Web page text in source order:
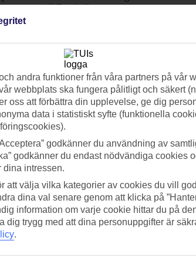
semester till Funchal!
andra funktioner från våra partners på vår
webbplats ska fungera pålitligt och säkert
oss att förbättra din upplevelse, ge dig
data i statistiskt syfte (funktionella
godkänner du användning av
godkänner du endast nödvändiga cookies
dina intressen.
att välja vilka kategorier av cookies du vill
dina val senare genom att klicka på
information om varje cookie hittar du på
dig trygg med att dina personuppgifter är
.